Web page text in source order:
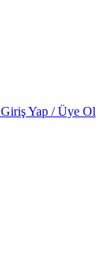
Giriş Yap / Üye Ol